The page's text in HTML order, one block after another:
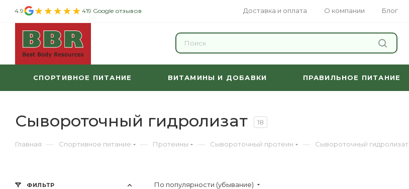
Доставка и оплата О компании Блог
4.9 419 Google отзывов
СПОРТИВНОЕ ПИТАНИЕ ВИТАМИНЫ И ДОБАВКИ ПРАВИЛЬНОЕ ПИТАНИЕ
Сывороточный гидролизат 18
Главная — Спортивное питание — Протеины — Сывороточный протеин — Сывороточный гидролизат
По популярности (убывание)
ФИЛЬТР